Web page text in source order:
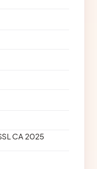
CA 2025